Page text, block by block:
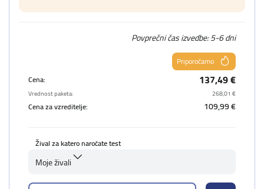
Povprečni čas izvedbe: 5-6 dni
Priporočamo
Cena:
137,49 €
Vrednost paketa: 268,01 €
Cena za vzreditelje: 109,99 €
Žival za katero naročate test
Moje živali